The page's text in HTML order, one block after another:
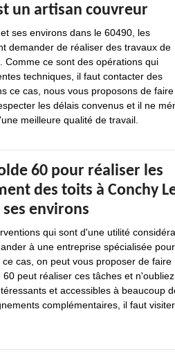
un artisan couvreur
ses environs dans le 60490, les
demander de réaliser des travaux de
Comme ce sont des opérations qui
techniques, il faut contacter des
ce cas, nous vous proposons de faire
les délais convenus et il ne
meilleure qualité de travail.
60 pour réaliser les
des toits à Conchy
environs
qui sont d'une utilité
à une entreprise spécialisée pour
cas, on peut vous proposer de faire
peut réaliser ces tâches et
et accessibles à beaucoup
complémentaires, il faut